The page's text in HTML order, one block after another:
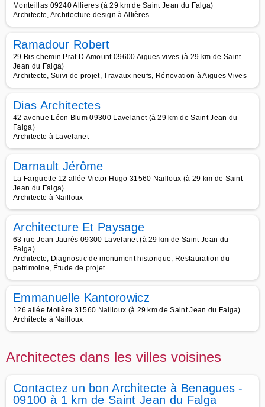
Monteillas 09240 Allieres (à 29 km de Saint Jean du Falga)
Architecte, Architecture design à Allières
Ramadour Robert
29 Bis chemin Prat D Amount 09600 Aigues vives (à 29 km de Saint
Jean du Falga)
Architecte, Suivi de projet, Travaux neufs, Rénovation à Aigues Vives
Dias Architectes
42 avenue Léon Blum 09300 Lavelanet (à 29 km de Saint Jean du
Falga)
Architecte à Lavelanet
Darnault Jérôme
La Farguette 12 allée Victor Hugo 31560 Nailloux (à 29 km de Saint
Jean du Falga)
Architecte à Nailloux
Architecture Et Paysage
63 rue Jean Jaurès 09300 Lavelanet (à 29 km de Saint Jean du
Falga)
Architecte, Diagnostic de monument historique, Restauration du
patrimoine, Étude de projet
Emmanuelle Kantorowicz
126 allée Molière 31560 Nailloux (à 29 km de Saint Jean du Falga)
Architecte à Nailloux
Architectes dans les villes voisines
Contactez un bon Architecte à Benagues -
09100 à 1 km de Saint Jean du Falga